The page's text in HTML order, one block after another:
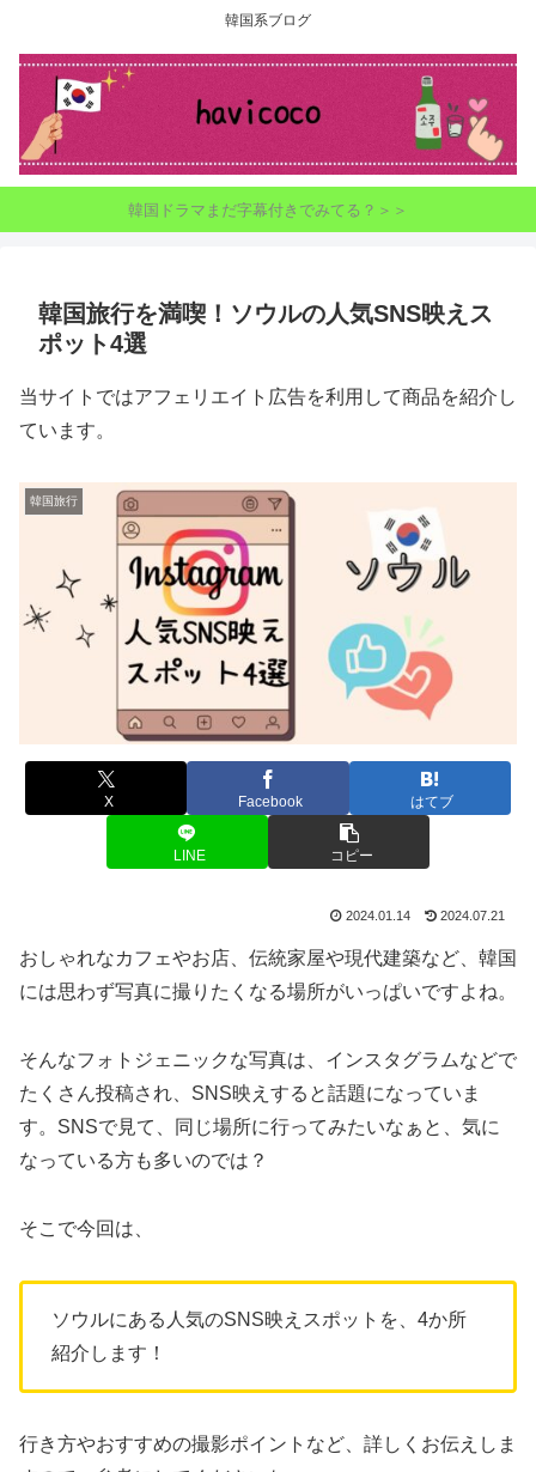
韓国系ブログ
韓国ドラマまだ字幕付きでみてる？＞＞
韓国旅行を満喫！ソウルの人気SNS映えス
ポット4選
当サイトではアフェリエイト広告を利用して商品を紹介し
ています。
韓国旅行
X Facebook はてブ
LINE コピー
2024.01.14 2024.07.21
おしゃれなカフェやお店、伝統家屋や現代建築など、韓国
には思わず写真に撮りたくなる場所がいっぱいですよね。
そんなフォトジェニックな写真は、インスタグラムなどで
たくさん投稿され、SNS映えすると話題になっていま
す。SNSで見て、同じ場所に行ってみたいなぁと、気に
なっている方も多いのでは？
そこで今回は、
ソウルにある人気のSNS映えスポットを、4か所
紹介します！
行き方やおすすめの撮影ポイントなど、詳しくお伝えしま